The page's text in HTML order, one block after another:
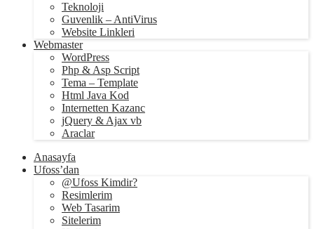
Teknoloji
Guvenlik – AntiVirus
Website Linkleri
Webmaster
WordPress
Php & Asp Script
Tema – Template
Html Java Kod
Internetten Kazanc
jQuery & Ajax vb
Araclar
Anasayfa
Ufoss’dan
@Ufoss Kimdir?
Resimlerim
Web Tasarim
Sitelerim